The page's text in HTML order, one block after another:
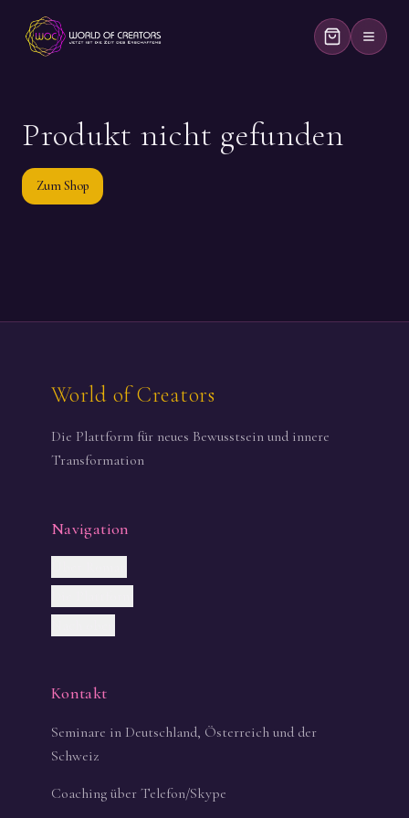
Produkt nicht gefunden
Zum Shop
World of Creators
Die Plattform für neues Bewusstsein und innere
Transformation
Navigation
Kontakt
Seminare in Deutschland, Österreich und der
Schweiz
Coaching über Telefon/Skype